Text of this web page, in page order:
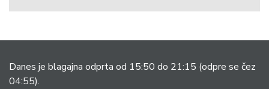
Danes je blagajna odprta od 15:50 do 21:15 (odpre se čez
04:55).